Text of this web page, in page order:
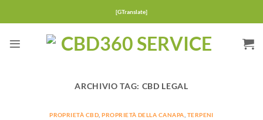
[GTranslate]
ARCHIVIO TAG: CBD LEGAL
PROPRIETÀ CBD,PROPRIETÀ DELLA CANAPA TERPENI